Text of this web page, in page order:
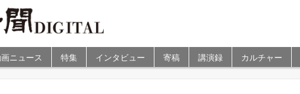
ニュース 特集 インタビュー 寄稿 講演録 カルチャー